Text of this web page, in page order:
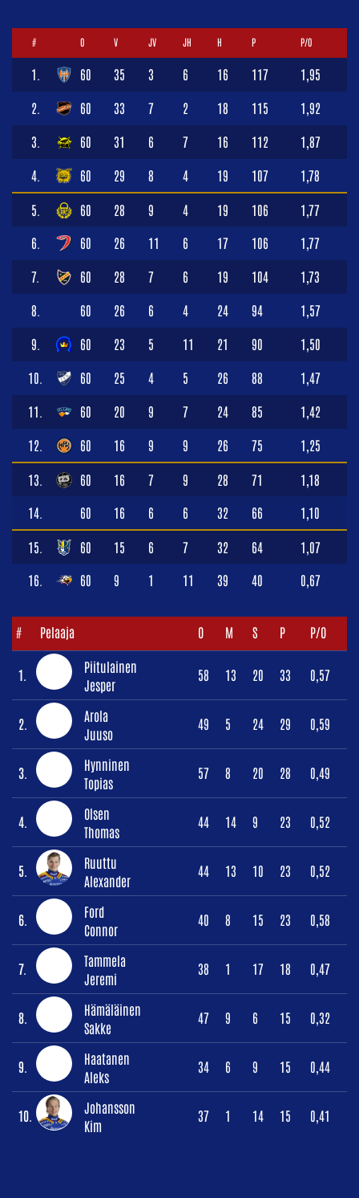
# O V JV JH H P P/O
1. 60 35 3 6 16 117 1,95
2. 60 33 7 2 18 115 1,92
3. 60 31 6 7 16 112 1,87
4. 60 29 8 4 19 107 1,78
5. 60 28 9 4 19 106 1,77
6. 60 26 11 6 17 106 1,77
7. 60 28 7 6 19 104 1,73
8. 60 26 6 4 24 94 1,57
9. 60 23 5 11 21 90 1,50
10. 60 25 4 5 26 88 1,47
11. 60 20 9 7 24 85 1,42
12. 60 16 9 9 26 75 1,25
13. 60 16 7 9 28 71 1,18
14. 60 16 6 6 32 66 1,10
15. 60 15 6 7 32 64 1,07
16. 60 9 1 11 39 40 0,67
# Pelaaja O M S P P/O
1.
Piitulainen
Jesper
58 13 20 33 0,57
2.
Arola
Juuso
49 5 24 29 0,59
3.
Hynninen
Topias
57 8 20 28 0,49
4.
Olsen
Thomas
44 14 9 23 0,52
5.
Ruuttu
Alexander
44 13 10 23 0,52
6.
Ford
Connor
40 8 15 23 0,58
7.
Tammela
Jeremi
38 1 17 18 0,47
8.
Hämäläinen
Sakke
47 9 6 15 0,32
9.
Haatanen
Aleks
34 6 9 15 0,44
10.
Johansson
Kim
37 1 14 15 0,41